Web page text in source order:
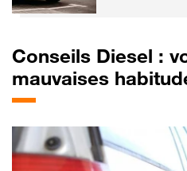
Conseils Diesel :
mauvaises